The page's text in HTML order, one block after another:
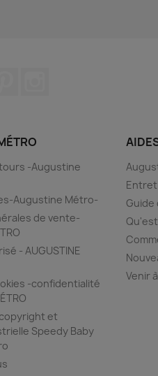
-Augustine
Augustine Métro-
de vente-
- AUGUSTINE
-confidentialité
et
Speedy Baby
Guide
Venir